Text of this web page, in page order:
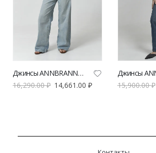
Джинсы ANNBRANND широкие
16,290.00₽ 14,661.00 ₽
15,900.00₽